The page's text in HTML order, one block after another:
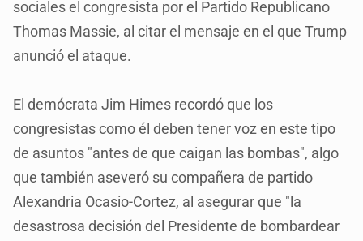
sociales el congresista por el Partido Republicano
Thomas Massie, al citar el mensaje en el que Trump
anunció el ataque.
El demócrata Jim Himes recordó que los
congresistas como él deben tener voz en este tipo
de asuntos "antes de que caigan las bombas", algo
que también aseveró su compañera de partido
Alexandria Ocasio-Cortez, al asegurar que "la
desastrosa decisión del Presidente de bombardear